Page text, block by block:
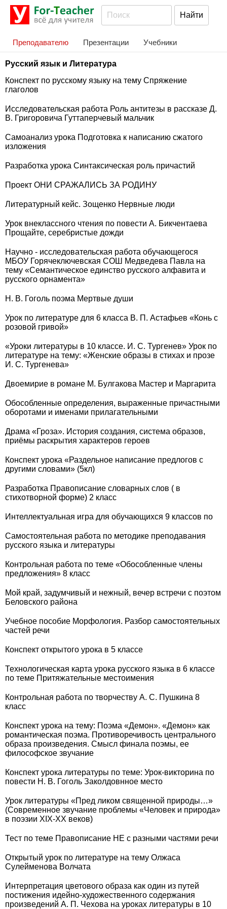
Преподавателю Презентации Учебники
Русский язык и Литература
Конспект по русскому языку на тему Спряжение
глаголов
Исследовательская работа Роль антитезы в рассказе Д.
В. Григоровича Гуттаперчевый мальчик
Самоанализ урока Подготовка к написанию сжатого
изложения
Разработка урока Синтаксическая роль причастий
Проект ОНИ СРАЖАЛИСЬ ЗА РОДИНУ
Литературный кейс. Зощенко Нервные люди
Урок внеклассного чтения по повести А. Бикчентаева
Прощайте, серебристые дожди
Научно - исследовательская работа обучающегося
МБОУ Горячеключевская СОШ Медведева Павла на
тему «Семантическое единство русского алфавита и
русского орнамента»
Н. В. Гоголь поэма Мертвые души
Урок по литературе для 6 класса В. П. Астафьев «Конь с
розовой гривой»
«Уроки литературы в 10 классе. И. С. Тургенев» Урок по
литературе на тему: «Женские образы в стихах и прозе
И. С. Тургенева»
Двоемирие в романе М. Булгакова Мастер и Маргарита
Обособленные определения, выраженные причастными
оборотами и именами прилагательными
Драма «Гроза». История создания, система образов,
приёмы раскрытия характеров героев
Конспект урока «Раздельное написание предлогов с
другими словами» (5кл)
Разработка Правописание словарных слов ( в
стихотворной форме) 2 класс
Интеллектуальная игра для обучающихся 9 классов по
Самостоятельная работа по методике преподавания
русского языка и литературы
Контрольная работа по теме «Обособленные члены
предложения» 8 класс
Мой край, задумчивый и нежный, вечер встречи с поэтом
Беловского района
Учебное пособие Морфология. Разбор самостоятельных
частей речи
Конспект открытого урока в 5 классе
Технологическая карта урока русского языка в 6 классе
по теме Притяжательные местоимения
Контрольная работа по творчеству А. С. Пушкина 8
класс
Конспект урока на тему: Поэма «Демон». «Демон» как
романтическая поэма. Противоречивость центрального
образа произведения. Смысл финала поэмы, ее
философское звучание
Конспект урока литературы по теме: Урок-викторина по
повести Н. В. Гоголь Заколдовнное место
Урок литературы «Пред ликом священной природы…»
(Современное звучание проблемы «Человек и природа»
в поэзии XIX-XX веков)
Тест по теме Правописание НЕ с разными частями речи
Открытый урок по литературе на тему Олжаса
Сулейменова Волчата
Интерпретация цветового образа как один из путей
постижения идейно-художественного содержания
произведений А. П. Чехова на уроках литературы в 10